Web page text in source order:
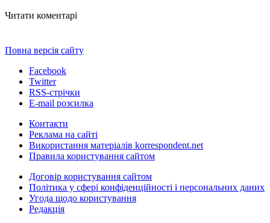
Читати коментарі
Повна версія сайту
Facebook
Twitter
RSS-стрічки
E-mail розсилка
Контакти
Реклама на сайті
Використання матеріалів korrespondent.net
Правила користування сайтом
Договір користування сайтом
Політика у сфері конфіденційності і персональних даних
Угода щодо користування
Редакція